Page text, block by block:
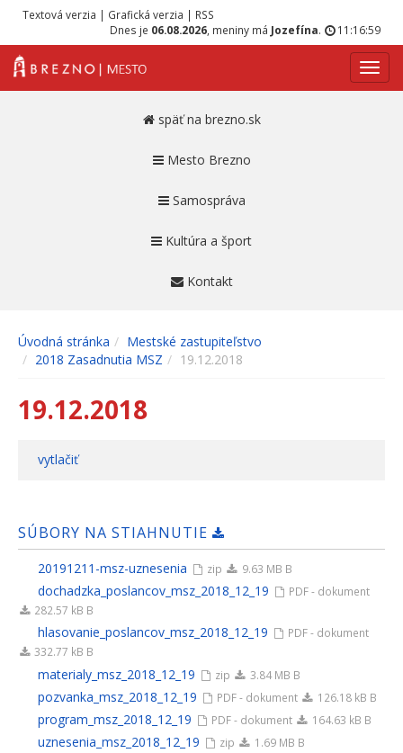
Textová verzia | Grafická verzia | RSS
Dnes je 06.08.2026 , meniny má Jozefína. 11:16:59
späť na brezno.sk
Mesto Brezno
Samospráva
Kultúra a šport
Kontakt
Úvodná stránka
Mestské zastupiteľstvo
2018 Zasadnutia MSZ
19.12.2018
19.12.2018
vytlačiť
SÚBORY NA STIAHNUTIE
20191211-msz-uznesenia zip 9.63 MB B
dochadzka_poslancov_msz_2018_12_19
PDF - dokument
282.57 kB B
hlasovanie_poslancov_msz_2018_12_19
PDF - dokument
332.77 kB B
materialy_msz_2018_12_19 zip 3.84 MB B
pozvanka_msz_2018_12_19 PDF - dokument 126.18 kB B
program_msz_2018_12_19 PDF - dokument 164.63 kB B
uznesenia_msz_2018_12_19 zip 1.69 MB B